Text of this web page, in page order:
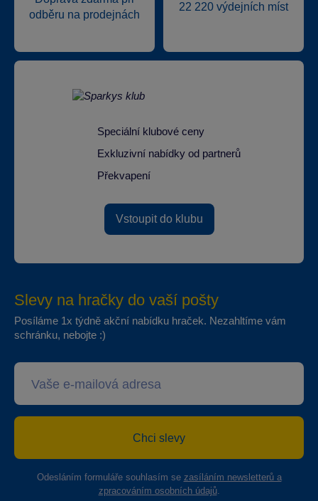
odběru na prodejnách
22 220 výdejních míst
Speciální klubové ceny
Exkluzivní nabídky od partnerů
Překvapení
Vstoupit do klubu
Slevy na hračky do vaší pošty
Posíláme 1x týdně akční nabídku hraček. Nezahltíme vám
schránku, nebojte :)
Chci slevy
Odesláním formuláře souhlasím se zasíláním newsletterů a
zpracováním osobních údajů.